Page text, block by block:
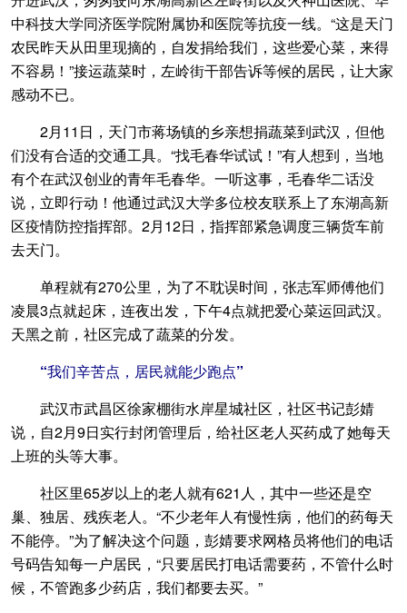
中科技大学同济医学院附属协和医院等抗疫一线。“这是天门
农民昨天从田里现摘的，自发捐给我们，这些爱心菜，来得
不容易！”接运蔬菜时，左岭街干部告诉等候的居民，让大家
感动不已。
2月11日，天门市蒋场镇的乡亲想捐蔬菜到武汉，但他
们没有合适的交通工具。“找毛春华试试！”有人想到，当地
有个在武汉创业的青年毛春华。一听这事，毛春华二话没
说，立即行动！他通过武汉大学多位校友联系上了东湖高新
区疫情防控指挥部。2月12日，指挥部紧急调度三辆货车前
去天门。
单程就有270公里，为了不耽误时间，张志军师傅他们
凌晨3点就起床，连夜出发，下午4点就把爱心菜运回武汉。
天黑之前，社区完成了蔬菜的分发。
“我们辛苦点，居民就能少跑点”
武汉市武昌区徐家棚街水岸星城社区，社区书记彭婧
说，自2月9日实行封闭管理后，给社区老人买药成了她每天
上班的头等大事。
社区里65岁以上的老人就有621人，其中一些还是空
巢、独居、残疾老人。“不少老年人有慢性病，他们的药每天
不能停。”为了解决这个问题，彭婧要求网格员将他们的电话
号码告知每一户居民，“只要居民打电话需要药，不管什么时
候，不管跑多少药店，我们都要去买。”